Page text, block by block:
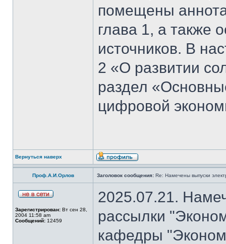
помещены
глава 1, а также
источников. В
2 «О развитии
раздел
цифровой
Вернуться наверх
Проф.А.И.Орлов Заголовок сообщения: Re: Намечены выпуски
Зарегистрирован: Вт сен 28,
2004 11:58 am
Сообщений: 12459
2025.07.21.
рассылки
кафедры